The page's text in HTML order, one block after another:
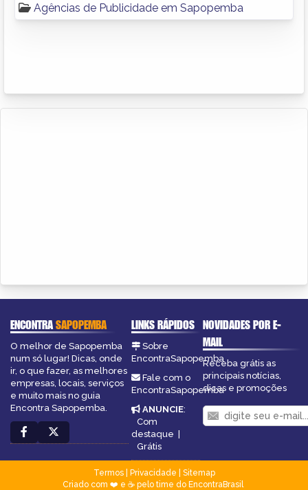
Agências de Publicidade em Sapopemba
ENCONTRASAPOPEMBA
O melhor de Sapopemba
num só lugar! Dicas, onde
ir, o que fazer, as melhores
empresas, locais, serviços
e muito mais no guia
Encontra Sapopemba.
LINKS RÁPIDOS
Sobre
EncontraSapopemba
Fale com o
EncontraSapopemba
ANUNCIE:
Com
destaque |
Grátis
NOVIDADES POR E-
MAIL
Receba grátis as
principais notícias,
dicas e promoções
Termos| Privacidade
Sitemap
Criado com ❤️ e ☕ pelo time do EncontraBrasil